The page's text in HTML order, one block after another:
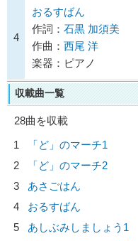
4
おるすばん
作詞： 石黒 加須美
作曲： 西尾 洋
楽器：ピアノ
収載曲一覧
28曲を収載
1
「ど」のマーチ1
2
「ど」のマーチ2
3
あさごはん
4
おるすばん
5
あしぶみしましょう1